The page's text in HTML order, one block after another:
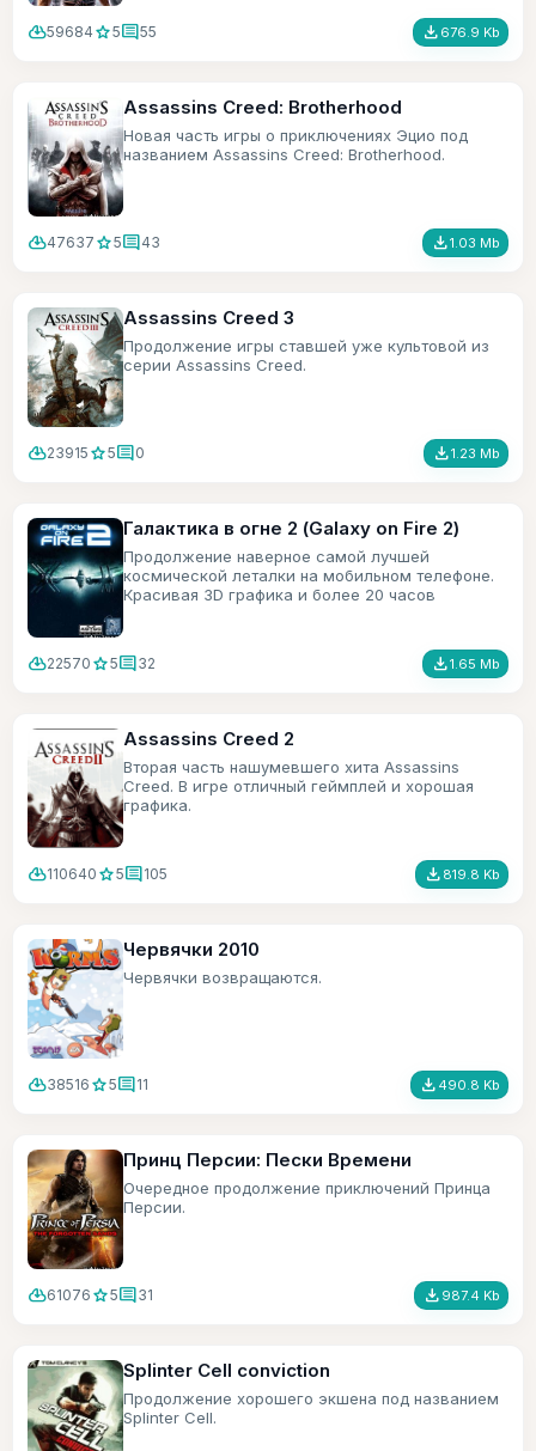
cloud_download59684 star5comment55 file_download 676.9 Kb
Assassins Creed: Brotherhood
Новая часть игры о приключениях Эцио под
названием Assassins Creed: Brotherhood.
cloud_download47637 star5comment43 file_download1.03 Mb
Assassins Creed 3
Продолжение игры ставшей уже культовой из
серии Assassins Creed.
cloud_download23915 star5comment0 file_download1.23 Mb
Галактика в огне 2 (Galaxy on Fire 2)
Продолжение наверное самой лучшей
космической леталки на мобильном телефоне.
Красивая 3D графика и более 20 часов
cloud_download22570 star5comment32 file_download1.65 Mb
Assassins Creed 2
Вторая часть нашумевшего хита Assassins
Creed. В игре отличный геймплей и хорошая
графика.
cloud_download110640 star5comment105 file_download 819.8 Kb
Червячки 2010
Червячки возвращаются.
cloud_download38516 star5comment11 file_download 490.8 Kb
Принц Персии: Пески Времени
Очередное продолжение приключений Принца
Персии.
cloud_download61076 star5comment31 file_download 987.4 Kb
Splinter Cell conviction
Продолжение хорошего экшена под названием
Splinter Cell.